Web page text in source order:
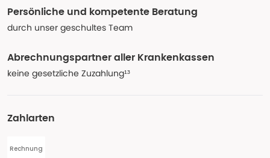
Persönliche und kompetente Beratung
durch unser geschultes Team
Abrechnungspartner aller Krankenkassen
keine gesetzliche Zuzahlung¹³
Zahlarten
Rechnung